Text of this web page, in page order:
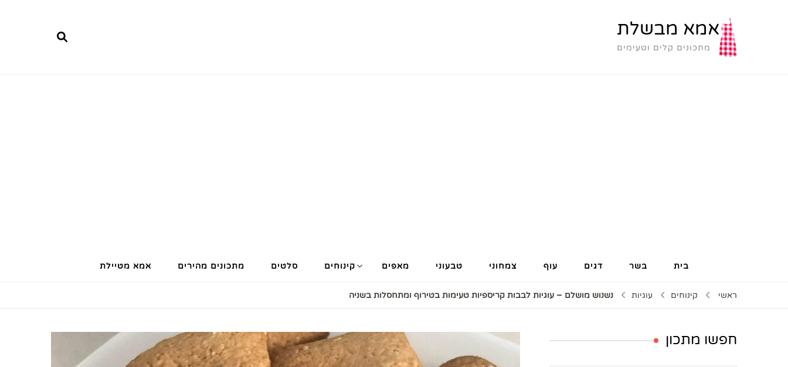
אמא מבשלת
מתכונים קלים וטעימים
בית בשר דגים עוף צמחוני טבעוני מאפים קינוחים סלטים מתכונים מהירים אמא מטיילת
ראשי קינוחים עוגיות נשנוש מושלם – עוגיות לבבות קריספיות טעימות בטירוף ומתחסלות בשניה
חפשו מתכון